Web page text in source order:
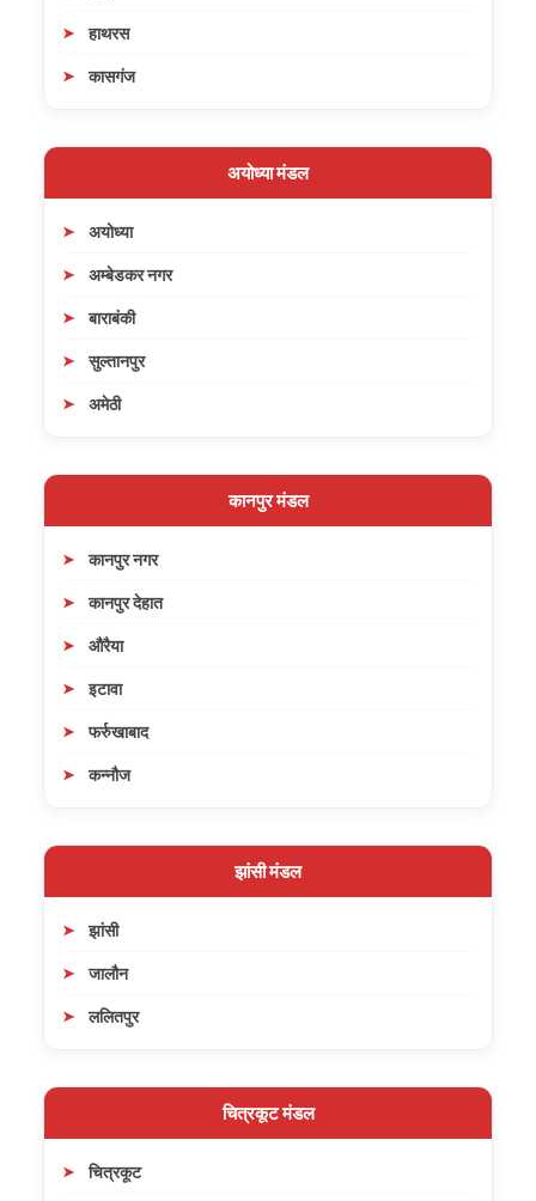
हाथरस
कासगंज
अयोध्या मंडल
अयोध्या
अम्बेडकर नगर
बाराबंकी
सुल्तानपुर
अमेठी
कानपुर मंडल
कानपुर नगर
कानपुर देहात
औरैया
इटावा
फर्रुखाबाद
कन्नौज
झांसी मंडल
झांसी
जालौन
ललितपुर
चित्रकूट मंडल
चित्रकूट